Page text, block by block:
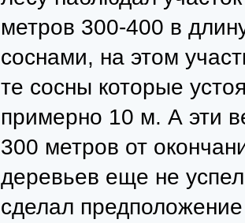
метров 300-400 в
соснами, на этом
те сосны которые
примерно 10 м. А эти
300 метров от
деревьев еще не
сделал